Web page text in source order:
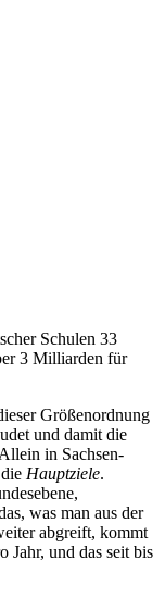
Schulen 33
3 Milliarden für
Größenordnung
und damit die
in Sachsen-
Hauptziele.
was man aus der
abgreift, kommt
Jahr, und das seit bis